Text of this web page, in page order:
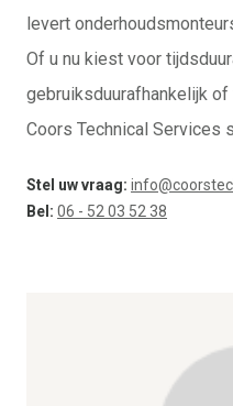
levert
Of u nu kiest voor
gebruiksduurafhankelijk
Coors Technical Services
Stel uw vraag:
Bel: 06 - 52 03 52 38